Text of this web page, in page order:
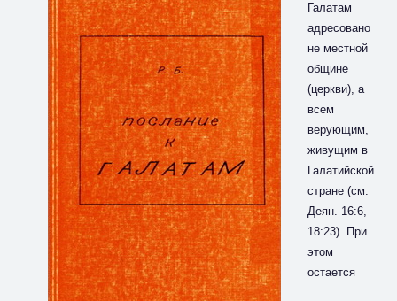
Галатам
адресовано
не местной
общине
(церкви), а
всем
верующим,
живущим в
Галатийской
стране (см.
Деян. 16:6,
18:23). При
этом
остается